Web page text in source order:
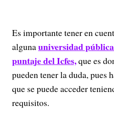
Es importante tener en
algunauniversidad
puntaje del Icfes,que es
pueden tener la duda, pues
que se puede acceder
requisitos.